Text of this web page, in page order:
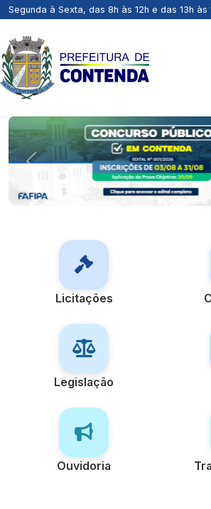
Segunda à Sexta, das 8h às 12h e das 13h às
Previous
Licitações
Legislação
Ouvidoria